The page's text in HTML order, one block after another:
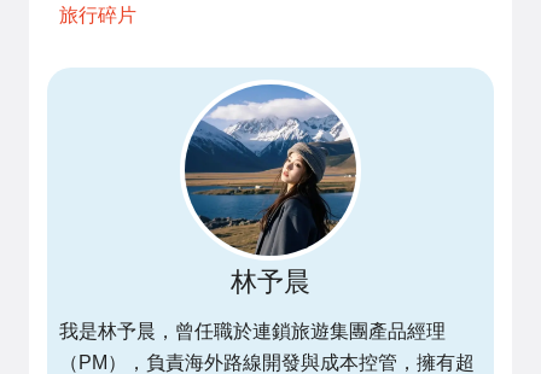
旅行碎片
林予晨
我是林予晨，曾任職於連鎖旅遊集團產品經理
（PM），負責海外路線開發與成本控管，擁有超